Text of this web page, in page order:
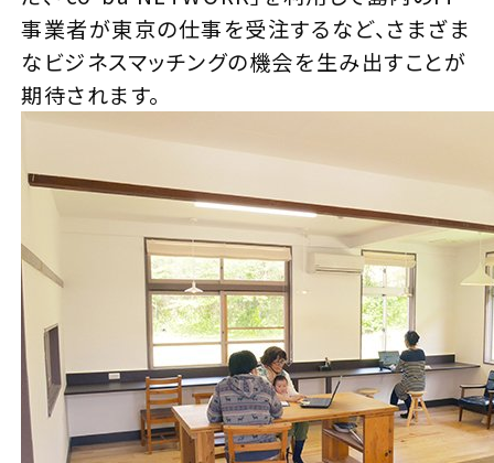
事業者が東京の仕事を受注するなど、さまざま
なビジネスマッチングの機会を生み出すことが
期待されます。